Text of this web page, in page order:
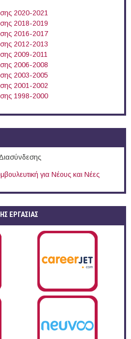
2020-2021
2018-2019
2016-2017
2012-2013
2009-2011
2006-2008
2003-2005
2001-2002
1998-2000
για Νέους και Νέες
ΕΡΓΑΣΙΑΣ